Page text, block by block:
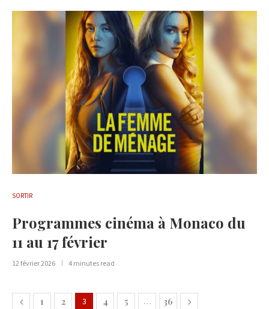
SORTIR
Programmes cinéma à Monaco du
11 au 17 février
12 février 2026 4 minutes read
1 2 3 4 5 … 36